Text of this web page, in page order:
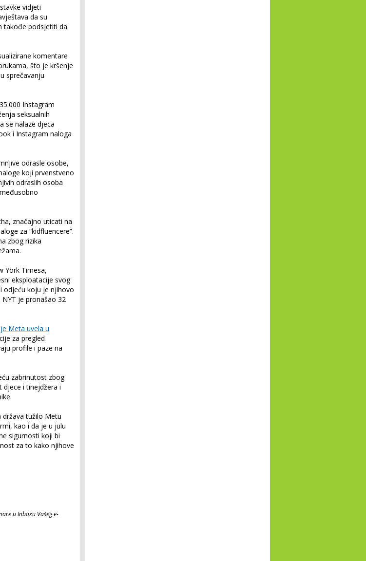
vidjeti
da su
takođe podsjetiti da
komentare
što je kršenje
sprečavanju
Instagram
seksualnih
se nalaze djeca
i Instagram naloga
odrasle osobe,
koji prvenstveno
odraslih osoba
značajno uticati na
za “kidfluencere”.
zbog rizika
York Timesa,
eksploatacije svog
odjeću koju je njihovo
je pronašao 32
Meta uvela u
za pregled
profile i paze na
zabrinutost zbog
djece i tinejdžera i
država tužilo Metu
kao i da je u julu
sigurnosti koji bi
za to kako njihove
u Inboxu Vašeg e-